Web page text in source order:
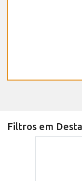
Filtros em